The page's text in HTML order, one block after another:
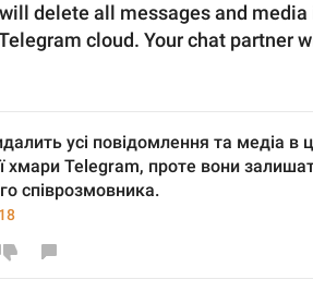
delete all messages and
cloud. Your chat partner
усі повідомлення та медіа в
хмари Telegram, проте вони
співрозмовника.